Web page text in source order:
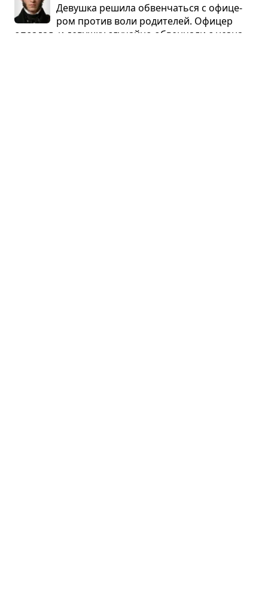
Девушка решила обвен­чаться с офи­це­
ром про­тив воли роди­те­лей. Офи­цер
опоз­дал, и девушку слу­чайно обвен­чали с незна­